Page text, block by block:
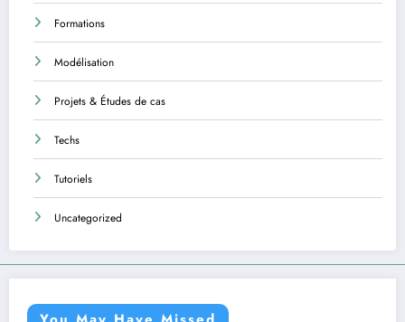
Formations
Modélisation
Projets & Études de cas
Techs
Tutoriels
Uncategorized